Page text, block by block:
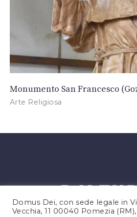
Monumento San Francesco
Arte Religiosa
Domus Dei, con sede legale in
Vecchia, 11 00040 Pomezia